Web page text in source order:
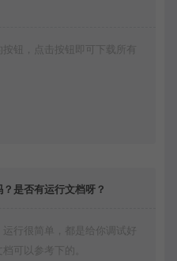
钮，点击按钮即可下载所有
是否有运行文档呀？
运行很简单，都是给你调试好
可以参考下的。